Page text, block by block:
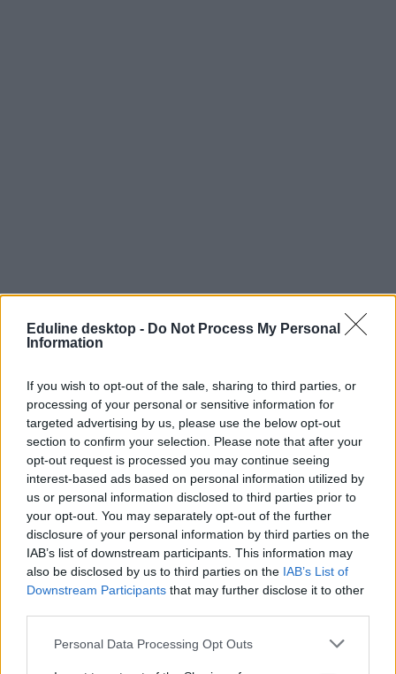
Eduline desktop - Do Not Process My Personal
Information
If you wish to opt-out of the sale, sharing to third parties, or
processing of your personal or sensitive information for
targeted advertising by us, please use the below opt-out
section to confirm your selection. Please note that after your
opt-out request is processed you may continue seeing
interest-based ads based on personal information utilized by
us or personal information disclosed to third parties prior to
your opt-out. You may separately opt-out of the further
disclosure of your personal information by third parties on the
IAB’s list of downstream participants. This information may
also be disclosed by us to third parties on the IAB’s List of
Downstream Participants that may further disclose it to other
Personal Data Processing Opt Outs
A játszótér megmentésére számlát nyitottak, ahova
adományozhatnak azok, akik segíteni szeretnének a községi
Jelenleg a szülők a gyerekeikkel a lánccal lezárt játszótér előtt, az
autóúton játszanak, ám ez nem szándékos engedetlenség. Mint
kiderült a felperes egyáltalán nem lakik a szóban forgó szomszéd
ingatlanban, amit egyébként meg akart vásárolni a település
önkormányzata, de a tulajdonos attól is elzárkózott.